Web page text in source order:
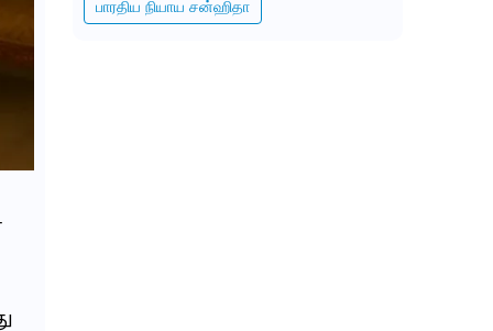
பாரதிய நியாய சன்ஹிதா